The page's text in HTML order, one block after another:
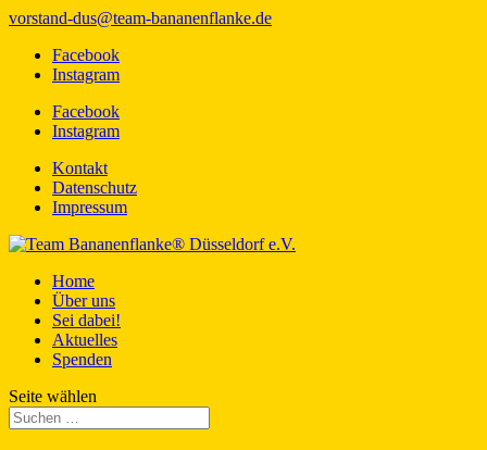
vorstand-dus@team-bananenflanke.de
Facebook
Instagram
Facebook
Instagram
Kontakt
Datenschutz
Impressum
Home
Über uns
Sei dabei!
Aktuelles
Spenden
Seite wählen